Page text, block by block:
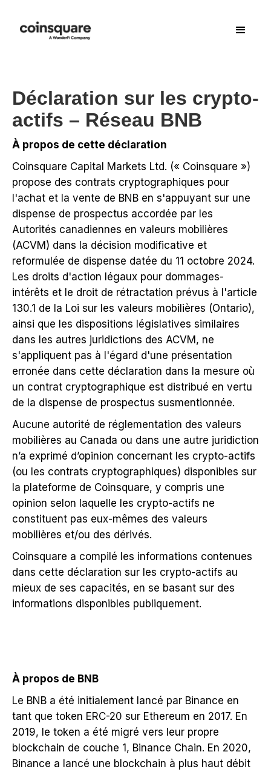
Déclaration sur les crypto-
actifs – Réseau BNB
À propos de cette déclaration
Coinsquare Capital Markets Ltd. (« Coinsquare »)
propose des contrats cryptographiques pour
l'achat et la vente de BNB en s'appuyant sur une
dispense de prospectus accordée par les
Autorités canadiennes en valeurs mobilières
(ACVM) dans la décision modificative et
reformulée de dispense datée du 11 octobre 2024.
Les droits d'action légaux pour dommages-
intérêts et le droit de rétractation prévus à l'article
130.1 de la Loi sur les valeurs mobilières (Ontario),
ainsi que les dispositions législatives similaires
dans les autres juridictions des ACVM, ne
s'appliquent pas à l'égard d'une présentation
erronée dans cette déclaration dans la mesure où
un contrat cryptographique est distribué en vertu
de la dispense de prospectus susmentionnée.
Aucune autorité de réglementation des valeurs
mobilières au Canada ou dans une autre juridiction
n’a exprimé d’opinion concernant les crypto-actifs
(ou les contrats cryptographiques) disponibles sur
la plateforme de Coinsquare, y compris une
opinion selon laquelle les crypto-actifs ne
constituent pas eux-mêmes des valeurs
mobilières et/ou des dérivés.
Coinsquare a compilé les informations contenues
dans cette déclaration sur les crypto-actifs au
mieux de ses capacités, en se basant sur des
informations disponibles publiquement.
À propos de BNB
Le BNB a été initialement lancé par Binance en
tant que token ERC-20 sur Ethereum en 2017. En
2019, le token a été migré vers leur propre
blockchain de couche 1, Binance Chain. En 2020,
Binance a lancé une blockchain à plus haut débit